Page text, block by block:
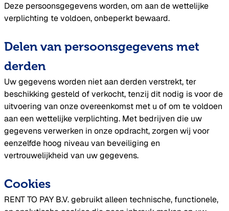
Deze persoonsgegevens worden, om aan de wettelijke
verplichting te voldoen, onbeperkt bewaard.
Delen van persoonsgegevens met
derden
Uw gegevens worden niet aan derden verstrekt, ter
beschikking gesteld of verkocht, tenzij dit nodig is voor de
uitvoering van onze overeenkomst met u of om te voldoen
aan een wettelijke verplichting. Met bedrijven die uw
gegevens verwerken in onze opdracht, zorgen wij voor
eenzelfde hoog niveau van beveiliging en
vertrouwelijkheid van uw gegevens.
Cookies
RENT TO PAY B.V. gebruikt alleen technische, functionele,